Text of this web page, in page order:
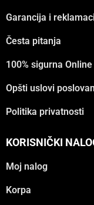
Garancija i
Česta pitanja
100% sigurna
Opšti uslovi
Politika privatnosti
KORISNIČKI
Moj nalog
Korpa